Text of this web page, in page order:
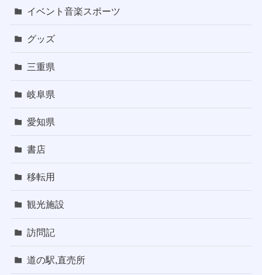
イベント音楽スポーツ
グッズ
三重県
岐阜県
愛知県
書店
移転用
観光施設
訪問記
道の駅,直売所